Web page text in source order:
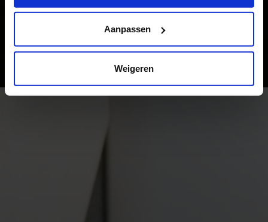
https://www.hku.nl/privacy-statement-en-
Aanpassen
Weigeren
Studentenwerk
Werk om trots op te zijn